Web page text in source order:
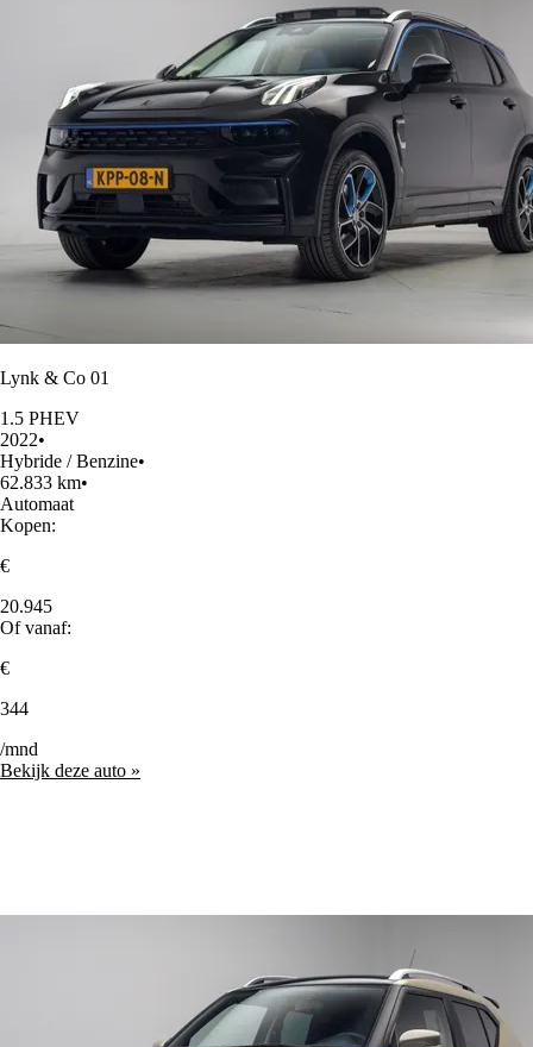
Lynk & Co 01
1.5 PHEV
2022•
Hybride / Benzine•
62.833 km•
Automaat
Kopen:
€
20.945
Of vanaf:
€
344
/mnd
Bekijk deze auto »